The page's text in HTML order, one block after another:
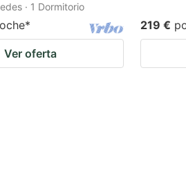
· 1 Dormitorio
*
Ver oferta
219 €